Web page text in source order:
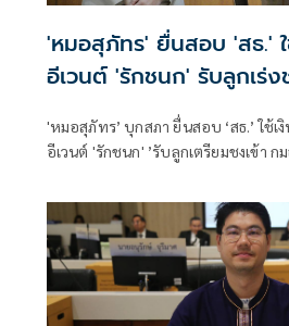
'หมอสุภัทร' ยื่นสอบ 'สธ.'
อีเวนต์ 'รักชนก' รับลูกเร่
'หมอสุภัทร’ บุกสภา ยื่นสอบ ‘สธ.’ ใช้เ
อีเวนต์ 'รักชนก' ’รับลูกเตรียมชงเข้า